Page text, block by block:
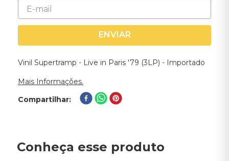
ENVIAR
Vinil Supertramp - Live in Paris '79 (3LP) - Importado
Mais Informações.
Compartilhar
Conheça esse produto